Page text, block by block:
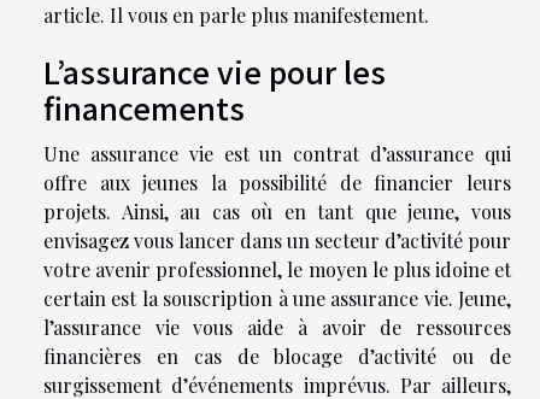
article. Il vous en parle plus manifestement.
L’assurance vie pour les
financements
Une assurance vie est un contrat d’assurance qui
offre aux jeunes la possibilité de financier leurs
projets. Ainsi, au cas où en tant que jeune, vous
envisagez vous lancer dans un secteur d’activité pour
votre avenir professionnel, le moyen le plus idoine et
certain est la souscription à une assurance vie. Jeune,
l’assurance vie vous aide à avoir de ressources
financières en cas de blocage d’activité ou de
surgissement d’événements imprévus. Par ailleurs,